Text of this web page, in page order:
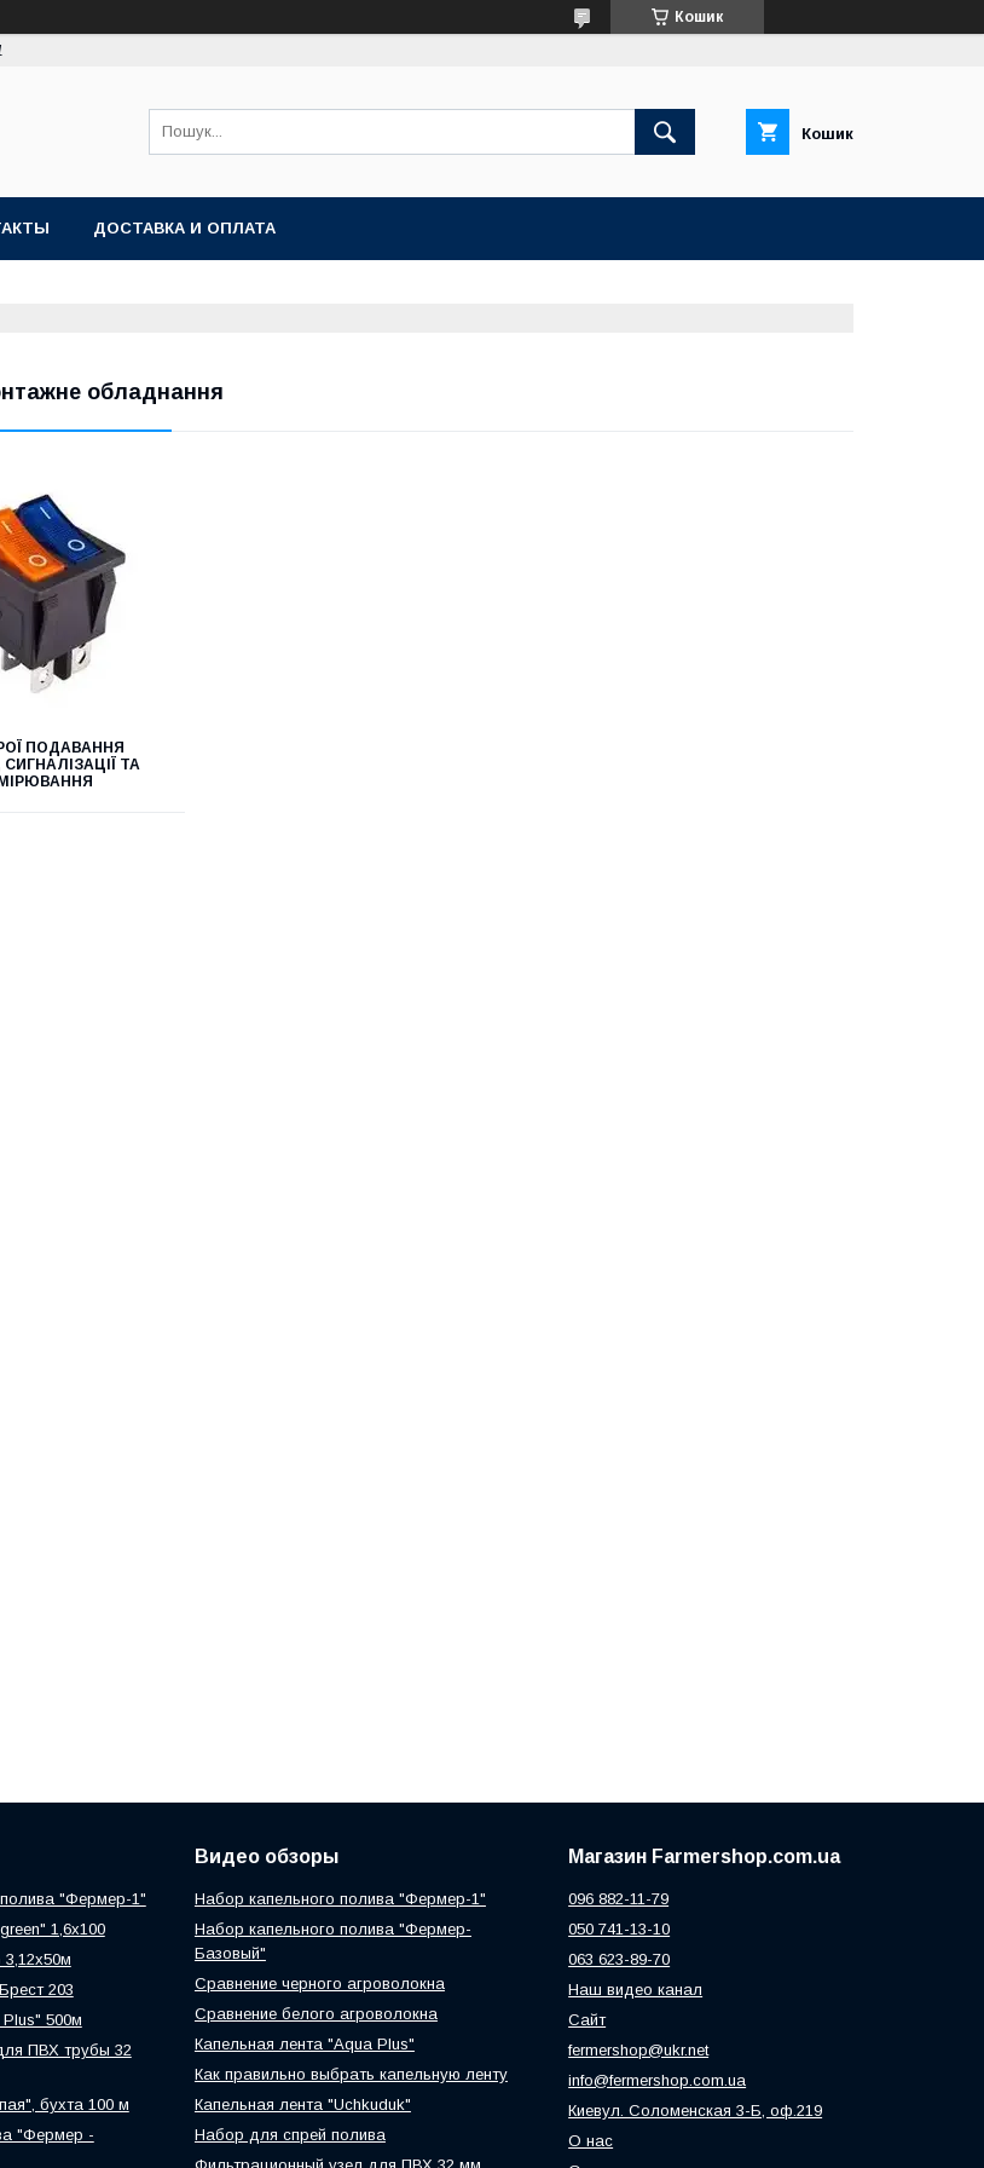
Кошик
Кошик
ДОСТАВКА И ОПЛАТА
обладнання
ПОДАВАННЯ
ТА
"Фермер-1"
1,6х100
203
500м
ПВХ трубы 32
бухта 100 м
"Фермер -
Видео обзоры
Набор капельного полива "Фермер-1"
Набор капельного полива "Фермер-
Базовый"
Сравнение черного агроволокна
Сравнение белого агроволокна
Капельная лента "Aqua Plus"
Как правильно выбрать капельную ленту
Капельная лента "Uchkuduk"
Набор для спрей полива
Магазин Farmershop.com.ua
096 882-11-79
050 741-13-10
063 623-89-70
Наш видео канал
Сайт
fermershop@ukr.net
info@fermershop.com.ua
Киевул. Соломенская 3-Б, оф.219
О нас